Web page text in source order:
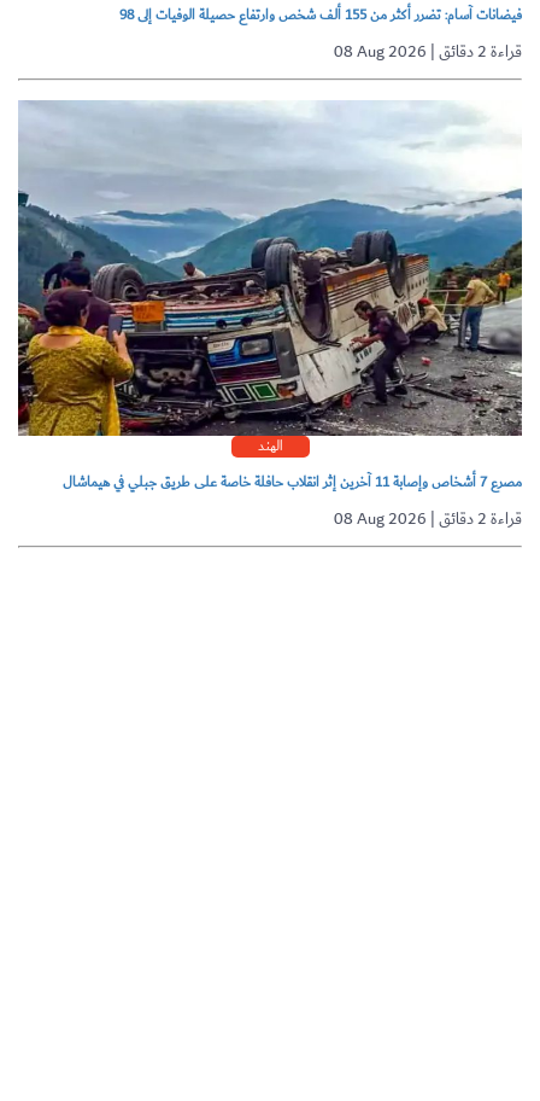
فيضانات آسام: تضرر أكثر من 155 ألف شخص وارتفاع حصيلة الوفيات إلى 98
08 Aug 2026 | قراءة 2 دقائق
الهند
مصرع 7 أشخاص وإصابة 11 آخرين إثر انقلاب حافلة خاصة على طريق جبلي في هيماشال
08 Aug 2026 | قراءة 2 دقائق